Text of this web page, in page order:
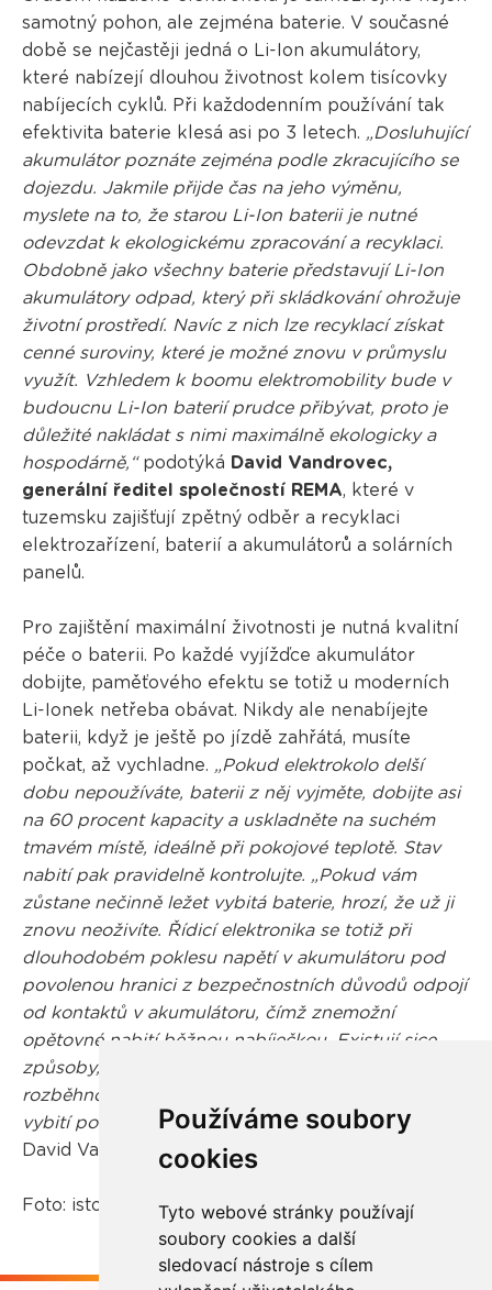
Používáme soubory
cookies
Tyto webové stránky používají
soubory cookies a další
sledovací nástroje s cílem
samotný pohon, ale zejména baterie. V současné
době se nejčastěji jedná o Li-Ion akumulátory,
které nabízejí dlouhou životnost kolem tisícovky
nabíjecích cyklů. Při každodenním používání tak
efektivita baterie klesá asi po 3 letech. „Dosluhující
akumulátor poznáte zejména podle zkracujícího se
dojezdu. Jakmile přijde čas na jeho výměnu,
myslete na to, že starou Li-Ion baterii je nutné
odevzdat k ekologickému zpracování a recyklaci.
Obdobně jako všechny baterie představují Li-Ion
akumulátory odpad, který při skládkování ohrožuje
životní prostředí. Navíc z nich lze recyklací získat
cenné suroviny, které je možné znovu v průmyslu
využít. Vzhledem k boomu elektromobility bude v
budoucnu Li-Ion baterií prudce přibývat, proto je
důležité nakládat s nimi maximálně ekologicky a
hospodárně,“ podotýká David Vandrovec,
generální ředitel společností REMA, které v
tuzemsku zajišťují zpětný odběr a recyklaci
elektrozařízení, baterií a akumulátorů a solárních
panelů.
Pro zajištění maximální životnosti je nutná kvalitní
péče o baterii. Po každé vyjížďce akumulátor
dobijte, paměťového efektu se totiž u moderních
Li-Ionek netřeba obávat. Nikdy ale nenabíjejte
baterii, když je ještě po jízdě zahřátá, musíte
počkat, až vychladne. „Pokud elektrokolo delší
dobu nepoužíváte, baterii z něj vyjměte, dobijte asi
na 60 procent kapacity a uskladněte na suchém
tmavém místě, ideálně při pokojové teplotě. Stav
nabití pak pravidelně kontrolujte. „Pokud vám
zůstane nečinně ležet vybitá baterie, hrozí, že už ji
znovu neoživíte. Řídicí elektronika se totiž při
dlouhodobém poklesu napětí v akumulátoru pod
povolenou hranici z bezpečnostních důvodů odpojí
od kontaktů v akumulátoru, čímž znemožní
opětovné nabití běžnou nabíječkou. Existují sice
způsoby, jak takto nefunkční baterii znovu
rozběhnout, ale daleko lepší je postarat se, aby k
vybití pod kritickou mez nedošlo,“upozorňuje
David Vandrovec.
Foto: istockphoto.com